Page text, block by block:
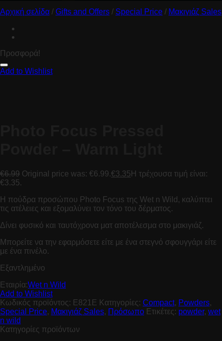
Αρχική σελίδα / Gifts and Offers / Special Price / Μακιγιάζ Sales
Προσφορά!
Add to Wishlist
€6.99 Original price was: €6.99.€3.35 Η τρέχουσα τιμή είναι:
€3.35.
Η πούδρα προσώπου Photo Focus της Wet n Wild, καλύπτει
τις ατέλειες και εξομαλύνει τον τόνο του δέρματος.
Δίνει φυσικό και ταυτόχρονα ματ αποτέλεσμα στο μακιγιάζ.
Μπορείτε να την εφαρμόσετε είτε με ένα στεγνό σφουγγάρι είτε
με ένα πινέλο.
Εξαντλημένο
Εταιρία:Wet n Wild
Add to Wishlist
Κωδικός προϊόντος: E821E Κατηγορίες: Compact, Powders,
Special Price, Μακιγιάζ Sales, Πρόσωπο Ετικέτες: powder, wet
n wild
Κατηγορίες προϊόντων